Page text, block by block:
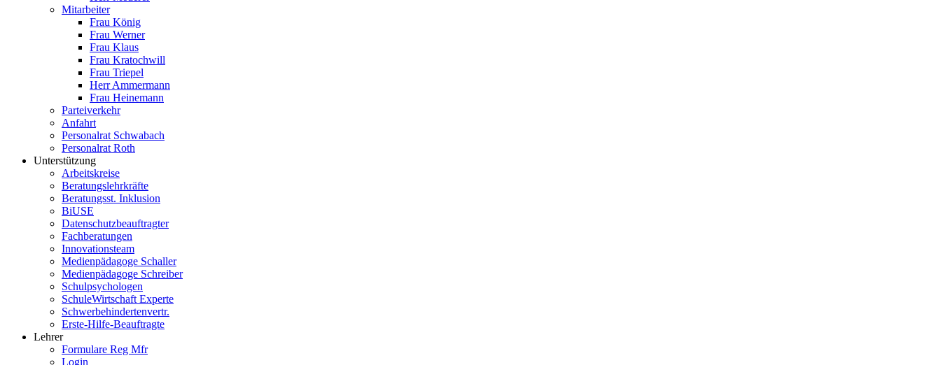
Mitarbeiter
Frau König
Frau Werner
Frau Klaus
Frau Kratochwill
Frau Triepel
Herr Ammermann
Frau Heinemann
Parteiverkehr
Anfahrt
Personalrat Schwabach
Personalrat Roth
Unterstützung
Arbeitskreise
Beratungslehrkräfte
Beratungsst. Inklusion
BiUSE
Datenschutzbeauftragter
Fachberatungen
Innovationsteam
Medienpädagoge Schaller
Medienpädagoge Schreiber
Schulpsychologen
SchuleWirtschaft Experte
Schwerbehindertenvertr.
Erste-Hilfe-Beauftragte
Lehrer
Formulare Reg Mfr
Login